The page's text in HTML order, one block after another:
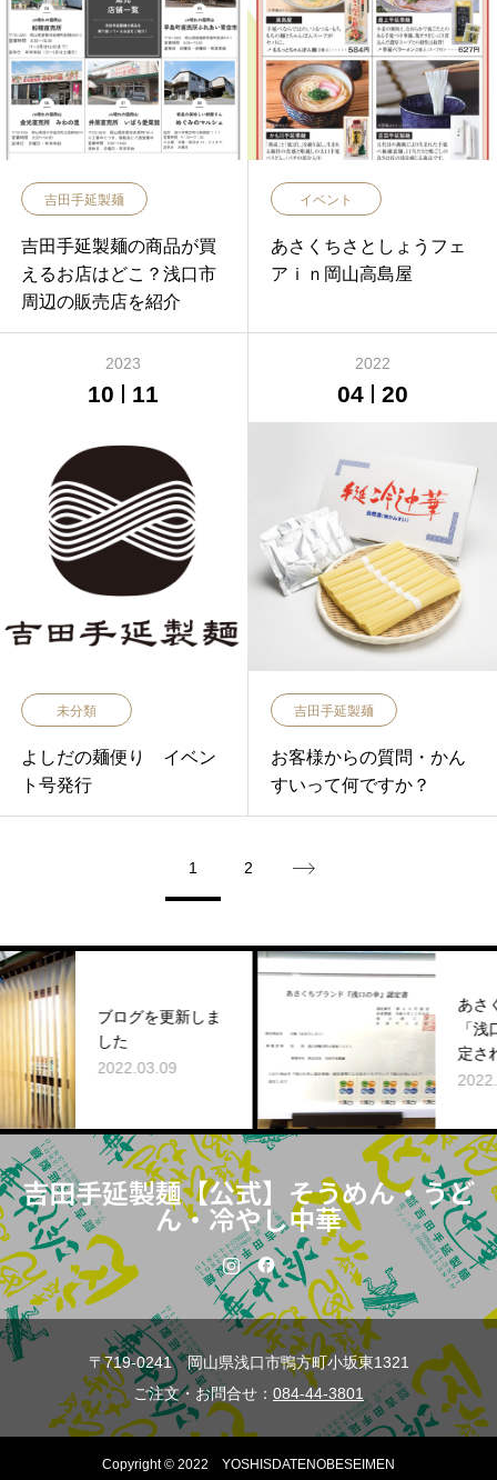
吉田手延製麺
吉田手延製麺の商品が買
えるお店はどこ？浅口市
周辺の販売店を紹介
イベント
あさくちさとしょうフェ
アｉｎ岡山高島屋
2023
10 11
未分類
よしだの麺便り イベン
ト号発行
2022
04 20
吉田手延製麺
お客様からの質問・かん
すいって何ですか？
1 2
ブログを更新しま
2022.03.09
あさくちブラ
「浅口の幸」
定されました
2022.01.15
吉田手延製麺【公式】そうめん・うど
ん・冷やし中華
〒719-0241 岡山県浅口市鴨方町小坂東1321
ご注文・お問合せ： 084-44-3801
Copyright © 2022 YOSHISDATENOBESEIMEN